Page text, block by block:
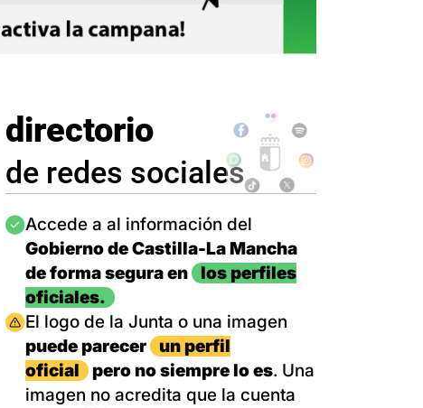
directorio
de redes sociales
Imagen
Accede a al información del
Gobierno de Castilla-La Mancha
de forma segura en
los perfiles
oficiales.
Imagen
El logo de la Junta o una imagen
puede parecer
un perfil
oficial
pero no siempre lo es. Una
imagen no acredita que la cuenta